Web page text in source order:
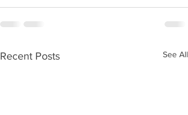
Recent Posts See All